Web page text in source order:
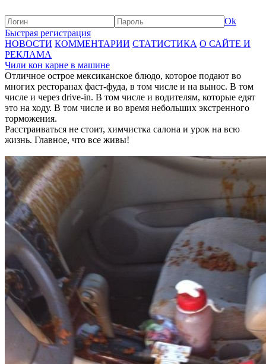
Ok
Быстрая регистрация
НОВОСТИ КОММЕНТАРИИ СТАТИСТИКА О САЙТЕ И
РЕКЛАМА
Чили кон карне в машине
Отличное острое мексиканское блюдо, которое подают во
многих ресторанах фаст-фуда, в том числе и на вынос. В том
числе и через drive-in. В том числе и водителям, которые едят
это на ходу. В том числе и во время небольших экстренного
торможения.
Расстраиваться не стоит, химчистка салона и урок на всю
жизнь. Главное, что все живы!